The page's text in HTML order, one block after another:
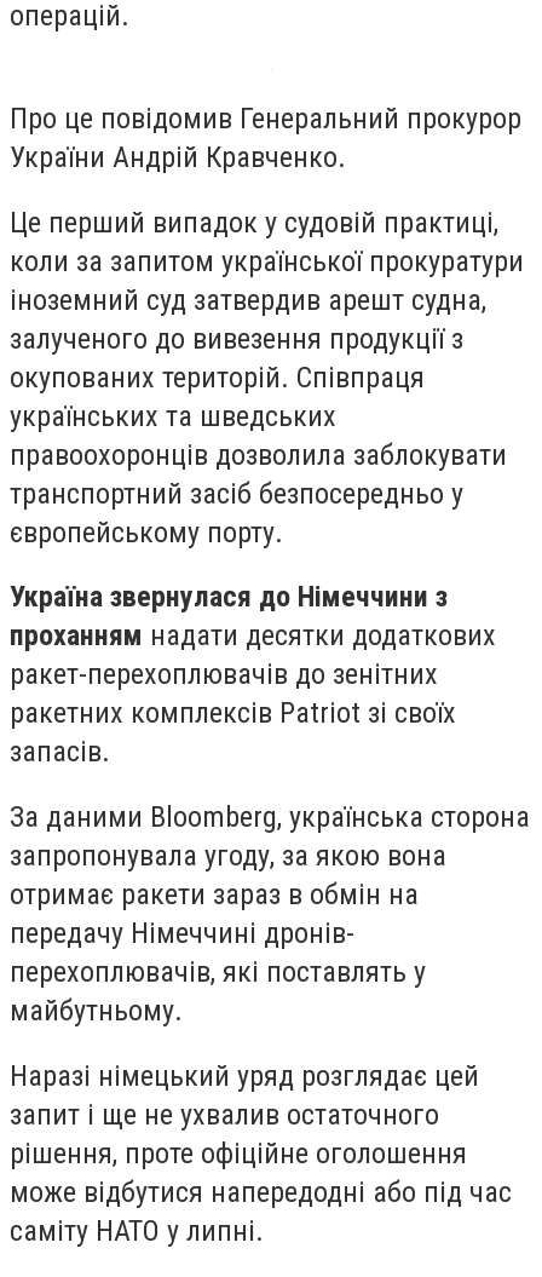
операцій.
Про це повідомив Генеральний прокурор
України Андрій Кравченко.
Це перший випадок у судовій практиці,
коли за запитом української прокуратури
іноземний суд затвердив арешт судна,
залученого до вивезення продукції з
окупованих територій. Співпраця
українських та шведських
правоохоронців дозволила заблокувати
транспортний засіб безпосередньо у
європейському порту.
Україна звернулася до Німеччини з
проханням надати десятки додаткових
ракет-перехоплювачів до зенітних
ракетних комплексів Patriot зі своїх
запасів.
За даними Bloomberg, українська сторона
запропонувала угоду, за якою вона
отримає ракети зараз в обмін на
передачу Німеччині дронів-
перехоплювачів, які поставлять у
майбутньому.
Наразі німецький уряд розглядає цей
запит і ще не ухвалив остаточного
рішення, проте офіційне оголошення
може відбутися напередодні або під час
саміту НАТО у липні.